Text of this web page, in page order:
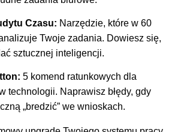
Czasu: Narzędzie, które w 60
Twoje zadania. Dowiesz się,
sztucznej inteligencji.
5 komend ratunkowych dla
technologii. Naprawisz błędy, gdy
„bredzić” we wnioskach.